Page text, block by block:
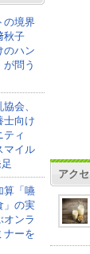
の境界
秋子
のハン
が問う
会、
士向け
ティ
マイル
算「嚥
」の実
オンラ
ナーを
アク